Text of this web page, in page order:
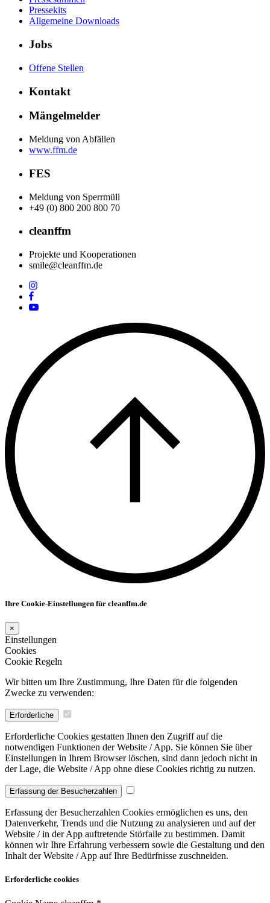
Pressekits
Allgemeine Downloads
Jobs
Offene Stellen
Kontakt
Mängelmelder
Meldung von Abfällen
www.ffm.de
FES
Meldung von Sperrmüll
+49 (0) 800 200 800 70
cleanffm
Projekte und Kooperationen
smile@cleanffm.de
Ihre Cookie-Einstellungen für cleanffm.de
×
Einstellungen
Cookies
Cookie Regeln
Wir bitten um Ihre Zustimmung, Ihre Daten für die folgenden
Zwecke zu verwenden:
Erforderliche
Erforderliche Cookies gestatten Ihnen den Zugriff auf die
notwendigen Funktionen der Website / App. Sie können Sie über
Einstellungen in Ihrem Browser löschen, sind dann jedoch nicht in
der Lage, die Website / App ohne diese Cookies richtig zu nutzen.
Erfassung der Besucherzahlen
Erfassung der Besucherzahlen Cookies ermöglichen es uns, den
Datenverkehr, Trends und die Nutzung zu analysieren und auf der
Website / in der App auftretende Störfalle zu bestimmen. Damit
können wir Ihre Erfahrung verbessern sowie die Gestaltung und den
Inhalt der Website / App auf Ihre Bedürfnisse zuschneiden.
Erforderliche cookies